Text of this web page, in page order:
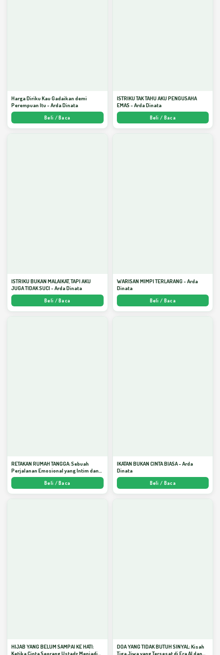
Harga Diriku Kau Gadaikan demi
Perempuan Itu - Arda Dinata
Beli / Baca
ISTRIKU TAK TAHU AKU PENGUSAHA
EMAS - Arda Dinata
Beli / Baca
ISTRIKU BUKAN MALAIKAT, TAPI AKU
JUGA TIDAK SUCI - Arda Dinata
Beli / Baca
WARISAN MIMPI TERLARANG - Arda
Dinata
Beli / Baca
RETAKAN RUMAH TANGGA: Sebuah
Perjalanan Emosional yang Intim dan
Mendalam - Arda Dinata
Beli / Baca
IKATAN BUKAN CINTA BIASA - Arda
Dinata
Beli / Baca
HIJAB YANG BELUM SAMPAI KE HATI:
DOA YANG TIDAK BUTUH SINYAL: Kisah